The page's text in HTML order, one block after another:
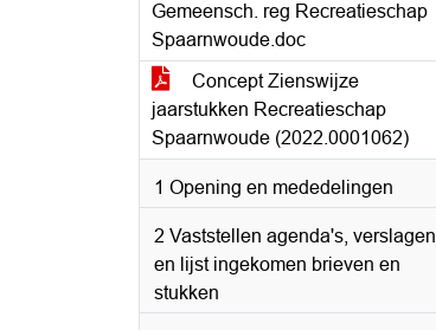
Gemeensch. reg Recreatieschap
Spaarnwoude.doc
Concept Zienswijze
jaarstukken Recreatieschap
Spaarnwoude (2022.0001062)
1 Opening en mededelingen
2 Vaststellen agenda's, verslagen
en lijst ingekomen brieven en
stukken